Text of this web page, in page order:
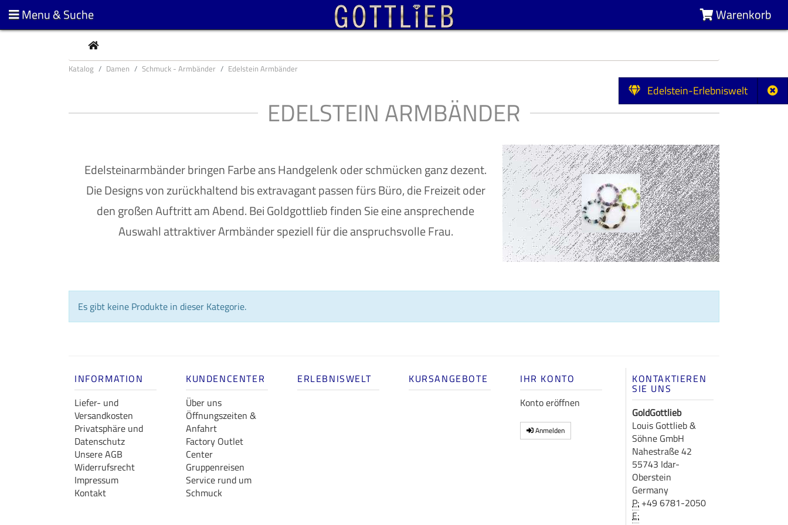
Edelstein-Erlebniswelt
Menu & Suche Warenkorb
CURRENT
Katalog Damen Schmuck - Armbänder Edelstein Armbänder
EDELSTEIN ARMBÄNDER
Edelsteinarmbänder bringen Farbe ans Handgelenk oder schmücken ganz dezent.
Die Designs von zurückhaltend bis extravagant passen fürs Büro, die Freizeit oder
den großen Auftritt am Abend. Bei Goldgottlieb finden Sie eine ansprechende
Auswahl attraktiver Armbänder speziell für die anspruchsvolle Frau.
Es gibt keine Produkte in dieser Kategorie.
INFORMATION
Liefer- und
Versandkosten
Privatsphäre und
Datenschutz
Unsere AGB
Widerrufsrecht
Impressum
Kontakt
KUNDENCENTER
Über uns
Öffnungszeiten &
Anfahrt
Factory Outlet
Center
Gruppenreisen
Service rund um
Schmuck
ERLEBNISWELT KURSANGEBOTE
IHR KONTO
Konto eröffnen
Anmelden
KONTAKTIEREN
SIE UNS
GoldGottlieb
Louis Gottlieb &
Söhne GmbH
Nahestraße 42
55743 Idar-
Oberstein
Germany
P: +49 6781-2050
E: